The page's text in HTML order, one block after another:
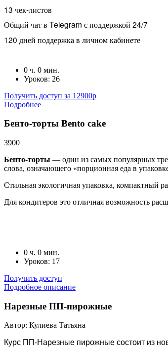
13 чек-листов
Общий чат в Telegram с поддержкой 24/7
120 дней поддержка в личном кабинете
0 ч. 0 мин.
Уроков: 26
Получить доступ за 12900р
Подробнее
Бенто-торты Bento cake
3900
Бенто-торты — один из самых популярных
слова, означающего «порционная еда в
Стильная экологичная упаковка, компактный
Для кондитеров это отличная возможность
0 ч. 0 мин.
Уроков: 17
Получить доступ
Подробное описание
Нарезные ПП-пирожные
Автор: Кулиева Татьяна
Курс ПП-Нарезные пирожные состоит из